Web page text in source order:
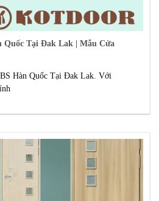
Quốc Tại Đak Lak | Mẫu Cửa
Hàn Quốc Tại Đak Lak. Với